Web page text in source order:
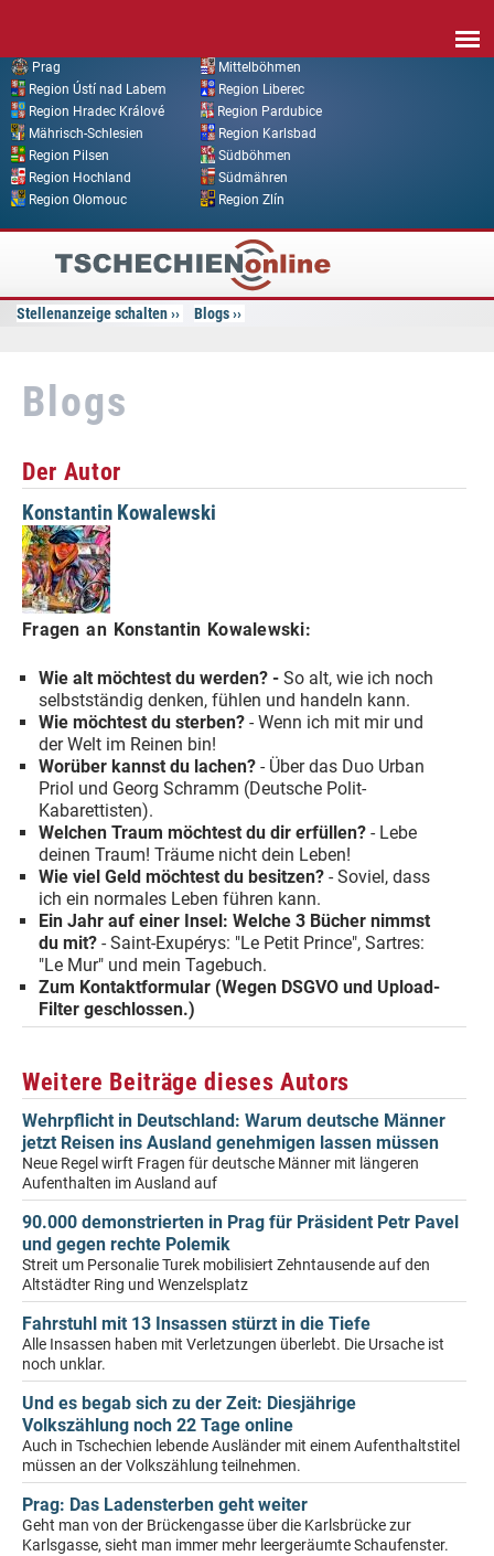
Prag
Mittelböhmen
Region Ústí nad Labem
Region Liberec
Region Hradec Králové
Region Pardubice
Mährisch-Schlesien
Region Karlsbad
Region Pilsen
Südböhmen
Region Hochland
Südmähren
Region Olomouc
Region Zlín
Tschechien
Online
Stellenanzeige schalten Blogs
Blogs
Der Autor
Konstantin Kowalewski
Fragen an Konstantin Kowalewski:
Wie alt möchtest du werden? - So alt, wie ich noch
selbstständig denken, fühlen und handeln kann.
Wie möchtest du sterben? - Wenn ich mit mir und
der Welt im Reinen bin!
Worüber kannst du lachen? - Über das Duo Urban
Priol und Georg Schramm (Deutsche Polit-
Kabarettisten).
Welchen Traum möchtest du dir erfüllen? - Lebe
deinen Traum! Träume nicht dein Leben!
Wie viel Geld möchtest du besitzen? - Soviel, dass
ich ein normales Leben führen kann.
Ein Jahr auf einer Insel: Welche 3 Bücher nimmst
du mit? - Saint-Exupérys: "Le Petit Prince", Sartres:
"Le Mur" und mein Tagebuch.
Zum Kontaktformular (Wegen DSGVO und Upload-
Filter geschlossen.)
Weitere Beiträge dieses Autors
Wehrpflicht in Deutschland: Warum deutsche Männer
jetzt Reisen ins Ausland genehmigen lassen müssen
Neue Regel wirft Fragen für deutsche Männer mit längeren
Aufenthalten im Ausland auf
90.000 demonstrierten in Prag für Präsident Petr Pavel
und gegen rechte Polemik
Streit um Personalie Turek mobilisiert Zehntausende auf den
Altstädter Ring und Wenzelsplatz
Fahrstuhl mit 13 Insassen stürzt in die Tiefe
Alle Insassen haben mit Verletzungen überlebt. Die Ursache ist
noch unklar.
Und es begab sich zu der Zeit: Diesjährige
Volkszählung noch 22 Tage online
Auch in Tschechien lebende Ausländer mit einem Aufenthaltstitel
müssen an der Volkszählung teilnehmen.
Prag: Das Ladensterben geht weiter
Geht man von der Brückengasse über die Karlsbrücke zur
Karlsgasse, sieht man immer mehr leergeräumte Schaufenster.